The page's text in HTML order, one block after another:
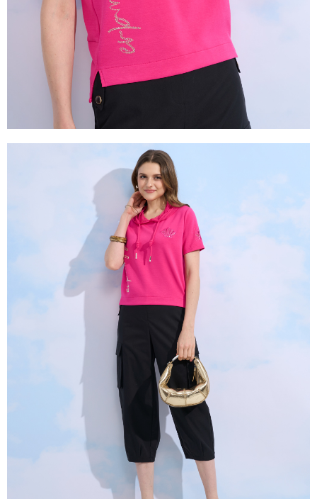
https://aftee.tw/terms/#terms3
３．未成年的使用者請事先徵得法定代理人或監護人之同意方可使用
「AFTEE先享後付」，若未經同意申辦者引起之損失，本公司不負相關責
４．使用「AFTEE先享後付」時，將依據個別帳號之用戶狀況，依本公司即
時審查核予不同之上限額度；若仍有額度不足之情形，本公司將視審查結果
請求用戶進行身份認證。
５．嚴禁一人註冊多個帳號或使用他人資訊註冊。若發現惡意使用之情形，
恩沛科技股份有限公司將有權停止該用戶之使用額度並採取法律行動。